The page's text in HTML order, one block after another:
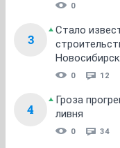
0
3
Стало
0 12
4
Гроза
ливня
0 34